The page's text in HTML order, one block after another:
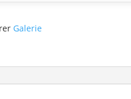
Galerie